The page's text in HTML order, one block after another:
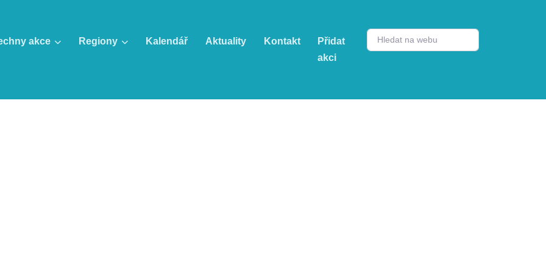
akce Regiony Kalendář Aktuality Kontakt
Přidat
akci